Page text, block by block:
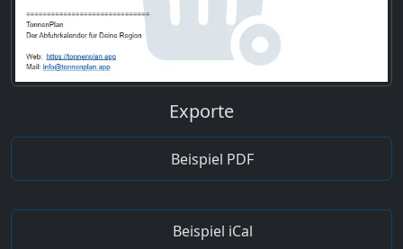
Exporte
Beispiel PDF
Beispiel iCal